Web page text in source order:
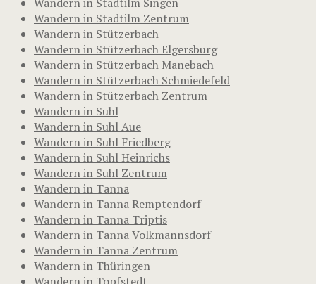
Wandern in Stadtilm Zentrum
Wandern in Stützerbach
Wandern in Stützerbach Elgersburg
Wandern in Stützerbach Manebach
Wandern in Stützerbach Schmiedefeld
Wandern in Stützerbach Zentrum
Wandern in Suhl
Wandern in Suhl Aue
Wandern in Suhl Friedberg
Wandern in Suhl Heinrichs
Wandern in Suhl Zentrum
Wandern in Tanna
Wandern in Tanna Remptendorf
Wandern in Tanna Triptis
Wandern in Tanna Volkmannsdorf
Wandern in Tanna Zentrum
Wandern in Thüringen